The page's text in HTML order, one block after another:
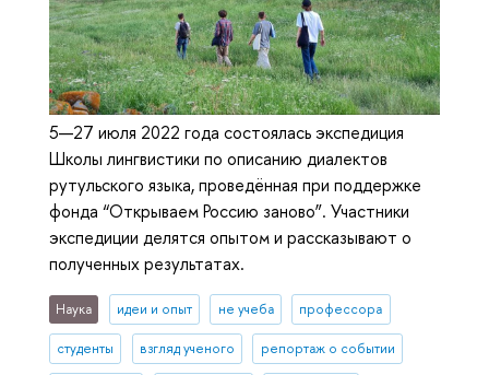
5—27 июля 2022 года состоялась экспедиция
Школы лингвистики по описанию диалектов
рутульского языка, проведённая при поддержке
фонда “Открываем Россию заново”. Участники
экспедиции делятся опытом и рассказывают о
полученных результатах.
Наука идеи и опыт не учеба профессора
студенты взгляд ученого репортаж о событии